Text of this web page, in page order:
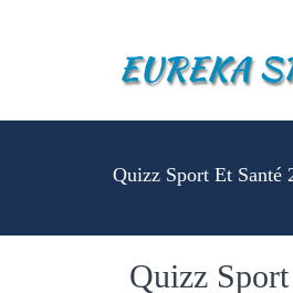
Quizz Sport Et Santé
Quizz